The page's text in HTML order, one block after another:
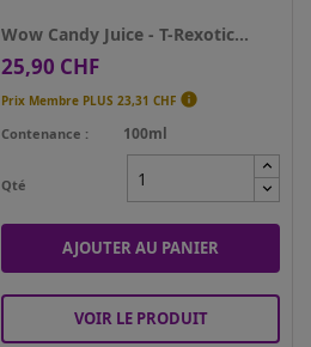
Wow Candy Juice - T-Rexotic...
Prix
25,90 CHF
Prix Membre PLUS23,31 CHF 
Contenance 100ml
Qté
AJOUTER AU PANIER
VOIR LE PRODUIT